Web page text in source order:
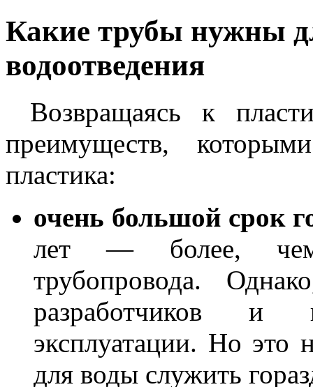
Какие трубы нужны
водоотведения
Возвращаясь к
преимуществ,
пластика:
очень большой срок
лет — более, чем
трубопровода.
разработчиков и
эксплуатации. Но это
для воды служить